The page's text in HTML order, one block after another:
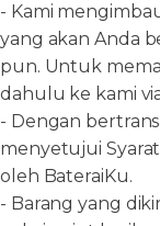
- Kami
yang akan Anda
pun. Untuk
dahulu ke kami
- Dengan
menyetujui
oleh BateraiKu.
- Barang yang